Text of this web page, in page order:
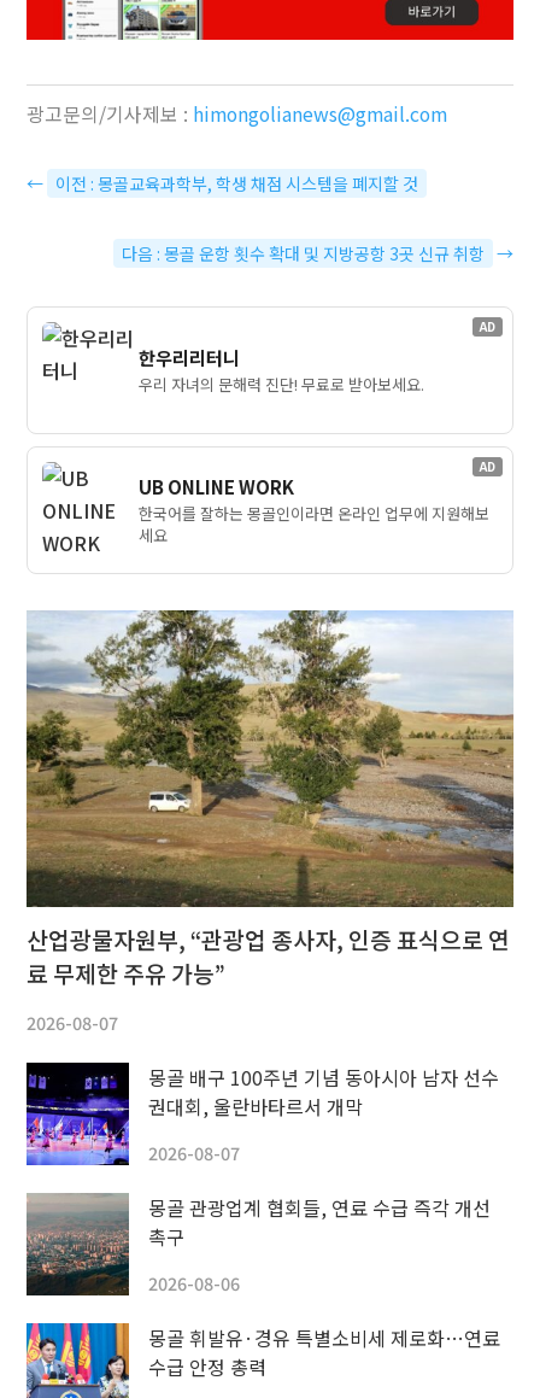
광고문의/기사제보 : himongolianews@gmail.com
← 이전 : 몽골교육과학부, 학생 채점 시스템을 폐지할 것
다음 : 몽골 운항 횟수 확대 및 지방공항 3곳 신규 취항 →
AD
한우리리터니
우리 자녀의 문해력 진단! 무료로 받아보세요.
AD
UB ONLINE WORK
한국어를 잘하는 몽골인이라면 온라인 업무에 지원해보
세요
산업광물자원부, “관광업 종사자, 인증 표식으로 연
료 무제한 주유 가능”
2026-08-07
몽골 배구 100주년 기념 동아시아 남자 선수
권대회, 울란바타르서 개막
2026-08-07
몽골 관광업계 협회들, 연료 수급 즉각 개선
촉구
2026-08-06
몽골 휘발유·경유 특별소비세 제로화…연료
수급 안정 총력